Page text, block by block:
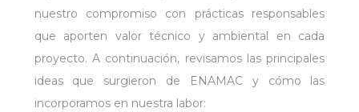
nuestro compromiso con prácticas responsables
que aporten valor técnico y ambiental en cada
proyecto. A continuación, revisamos las principales
ideas que surgieron de ENAMAC y cómo las
incorporamos en nuestra labor: